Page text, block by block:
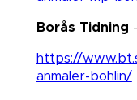
Borås Tidning
https://
anmaler-bohlin/